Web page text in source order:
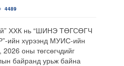
4489
ХХК нь “ШИНЭ ТӨГСӨГЧ
ийн хүрээнд МУИС-ийн
оны төгсөгчдийг
байранд урьж байна